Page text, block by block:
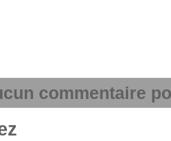
commentaire